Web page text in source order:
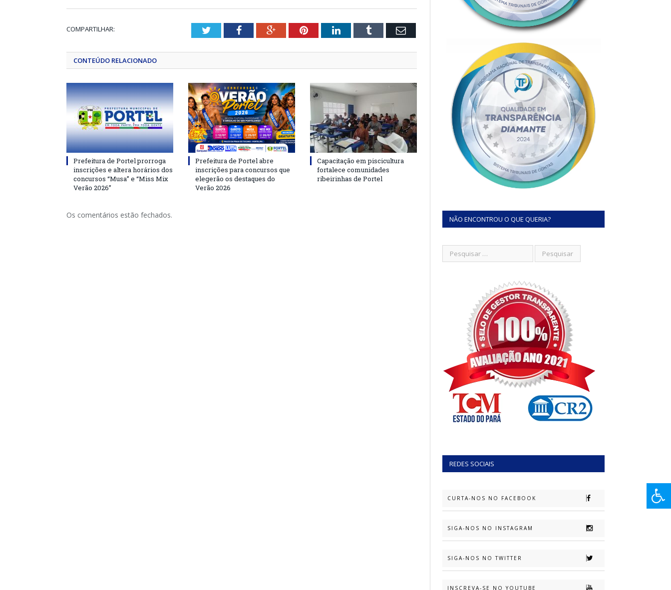
COMPARTILHAR: TwitterFacebookGoogle+PinterestLinkedInTumblr Email
CONTEÚDO RELACIONADO
Prefeitura de Portel prorroga
inscrições e altera horários dos
concursos “Musa” e “Miss Mix
Verão 2026”
Prefeitura de Portel abre
inscrições para concursos que
elegerão os destaques do
Verão 2026
Capacitação em piscicultura
fortalece comunidades
ribeirinhas de Portel
Os comentários estão fechados. NÃO ENCONTROU O QUE QUERIA?
REDES SOCIAIS
CURTA-NOS NO FACEBOOK
SIGA-NOS NO INSTAGRAM
SIGA-NOS NO TWITTER
INSCREVA-SE NO YOUTUBE